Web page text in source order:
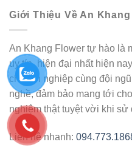
Giới Thiệu Về An
An Khang Flower tự hào là
uy tín, hiện đại nhất hiện
chuyên nghiệp cùng đội
nghề, đảm bảo mang tới
nghiệm thật tuyệt vời khi sử
Liên hệ nhanh: